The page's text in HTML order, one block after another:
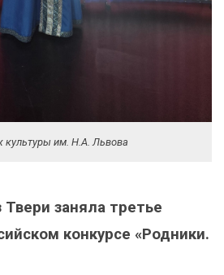
культуры им. Н.А. Львова
Твери заняла третье
конкурсе «Родники.